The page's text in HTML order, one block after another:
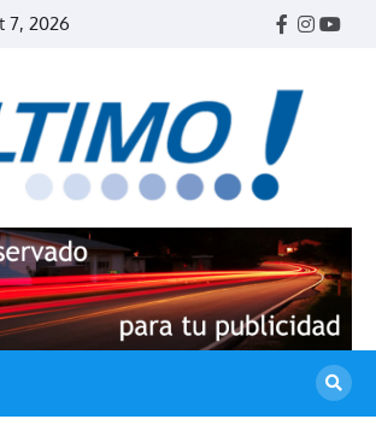
7, 2026
Facebook